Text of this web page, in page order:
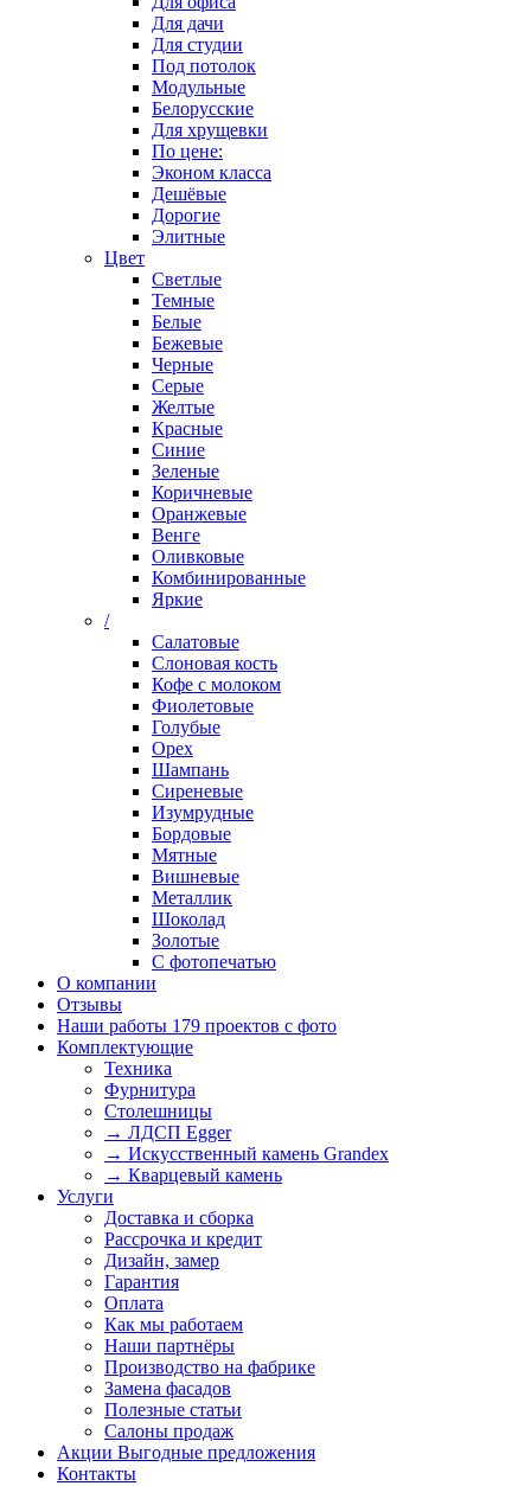
Для дачи
Для студии
Под потолок
Модульные
Белорусские
Для хрущевки
По цене:
Эконом класса
Дешёвые
Дорогие
Элитные
Цвет
Светлые
Темные
Белые
Бежевые
Черные
Серые
Желтые
Красные
Синие
Зеленые
Коричневые
Оранжевые
Венге
Оливковые
Комбинированные
Яркие
/
Салатовые
Слоновая кость
Кофе с молоком
Фиолетовые
Голубые
Орех
Шампань
Сиреневые
Изумрудные
Бордовые
Мятные
Вишневые
Металлик
Шоколад
Золотые
С фотопечатью
О компании
Отзывы
Наши работы 179 проектов с фото
Комплектующие
Техника
Фурнитура
Столешницы
→ ЛДСП Egger
→ Искусственный камень Grandex
→ Кварцевый камень
Услуги
Доставка и сборка
Рассрочка и кредит
Дизайн, замер
Гарантия
Оплата
Как мы работаем
Наши партнёры
Производство на фабрике
Замена фасадов
Полезные статьи
Салоны продаж
Акции Выгодные предложения
Контакты